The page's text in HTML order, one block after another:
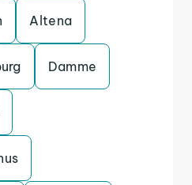
Altena
Damme